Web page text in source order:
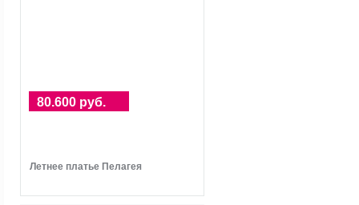
80.600 руб.
Летнее платье Пелагея